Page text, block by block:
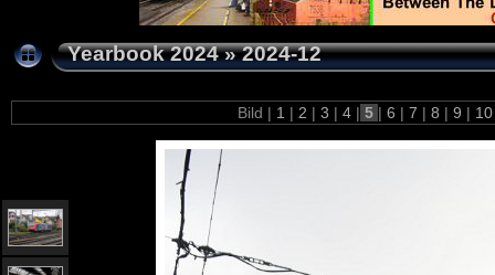
Yearbook 2024»2024-12
Bild | 1 | 2 | 3 | 4 | 5 | 6 | 7 | 8 | 9 |